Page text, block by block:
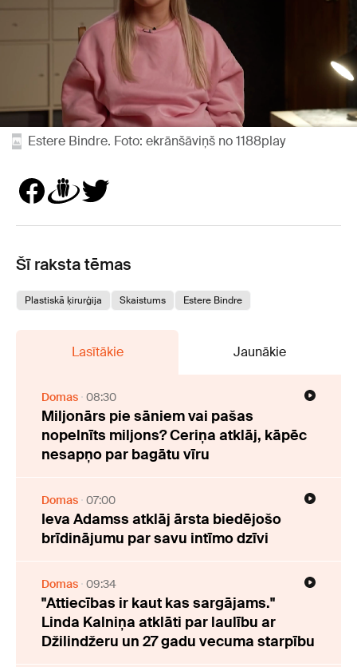
Estere Bindre. Foto: ekrānšāviņš no 1188play
Šī raksta tēmas
Plastiskā ķirurģija Skaistums Estere Bindre
Lasītākie Jaunākie
Domas 08:30
Miljonārs pie sāniem vai pašas
nopelnīts miljons? Ceriņa atklāj, kāpēc
nesapņo par bagātu vīru
Domas 07:00
Ieva Adamss atklāj ārsta biedējošo
brīdinājumu par savu intīmo dzīvi
Domas 09:34
"Attiecības ir kaut kas sargājams."
Linda Kalniņa atklāti par laulību ar
Džilindžeru un 27 gadu vecuma starpību